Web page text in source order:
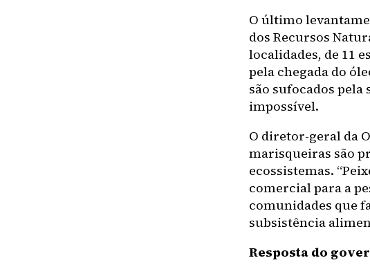
O último
dos Recursos
localidades, de 11
pela chegada do
são sufocados
impossível.
O diretor-geral da
marisqueiras são
ecossistemas.
comercial para a
comunidades que
subsistência
Resposta do